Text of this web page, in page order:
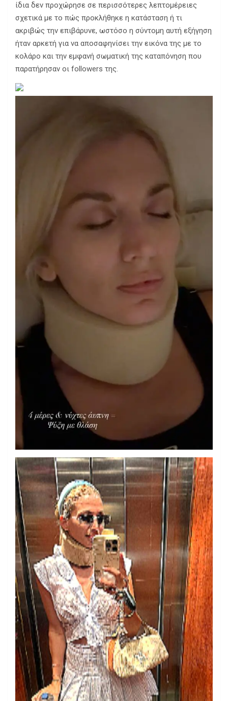
ίδια δεν προχώρησε σε περισσότερες λεπτομέρειες
σχετικά με το πώς προκλήθηκε η κατάσταση ή τι
ακριβώς την επιβάρυνε, ωστόσο η σύντομη αυτή εξήγηση
ήταν αρκετή για να αποσαφηνίσει την εικόνα της με το
κολάρο και την εμφανή σωματική της καταπόνηση που
παρατήρησαν οι followers της.